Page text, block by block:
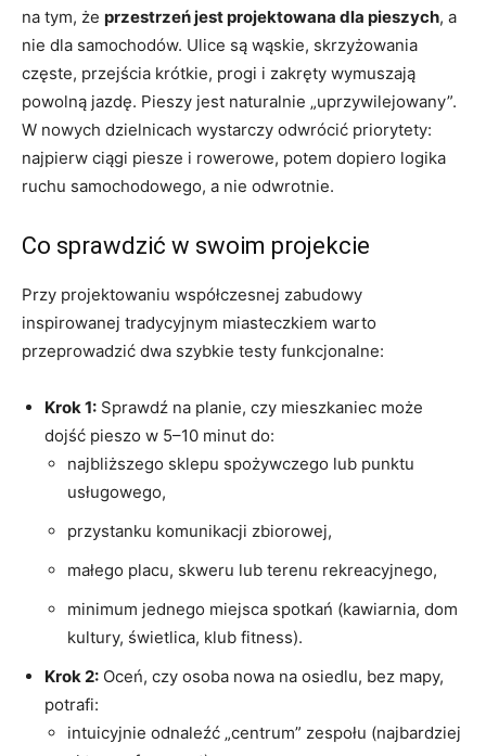
na tym, że przestrzeń jest projektowana dla pieszych, a
nie dla samochodów. Ulice są wąskie, skrzyżowania
częste, przejścia krótkie, progi i zakręty wymuszają
powolną jazdę. Pieszy jest naturalnie „uprzywilejowany”.
W nowych dzielnicach wystarczy odwrócić priorytety:
najpierw ciągi piesze i rowerowe, potem dopiero logika
ruchu samochodowego, a nie odwrotnie.
Co sprawdzić w swoim projekcie
Przy projektowaniu współczesnej zabudowy
inspirowanej tradycyjnym miasteczkiem warto
przeprowadzić dwa szybkie testy funkcjonalne:
Krok 1: Sprawdź na planie, czy mieszkaniec może
dojść pieszo w 5–10 minut do:
najbliższego sklepu spożywczego lub punktu
usługowego,
przystanku komunikacji zbiorowej,
małego placu, skweru lub terenu rekreacyjnego,
minimum jednego miejsca spotkań (kawiarnia, dom
kultury, świetlica, klub fitness).
Krok 2: Oceń, czy osoba nowa na osiedlu, bez mapy,
potrafi:
intuicyjnie odnaleźć „centrum” zespołu (najbardziej